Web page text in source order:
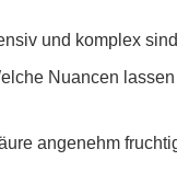
und komplex
Nuancen
angenehm